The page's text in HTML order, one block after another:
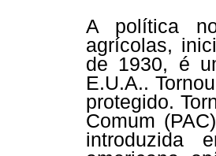
A política
agrícolas,
de 1930, é
E.U.A..
protegido.
Comum
introduzida